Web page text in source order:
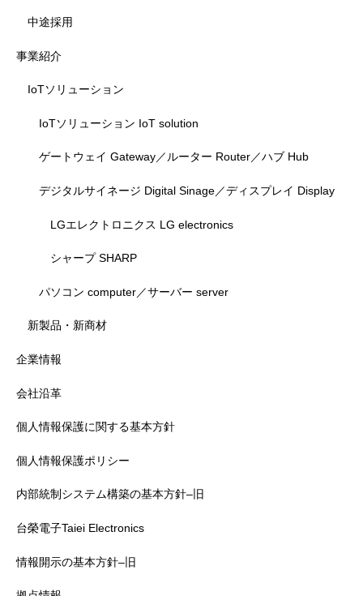
中途採用
事業紹介
IoTソリューション
IoTソリューション IoT solution
ゲートウェイ Gateway／ルーター Router／ハブ Hub
デジタルサイネージ Digital Sinage／ディスプレイ Display
LGエレクトロニクス LG electronics
シャープ SHARP
パソコン computer／サーバー server
新製品・新商材
企業情報
会社沿革
個人情報保護に関する基本方針
個人情報保護ポリシー
内部統制システム構築の基本方針–旧
台榮電子Taiei Electronics
情報開示の基本方針–旧